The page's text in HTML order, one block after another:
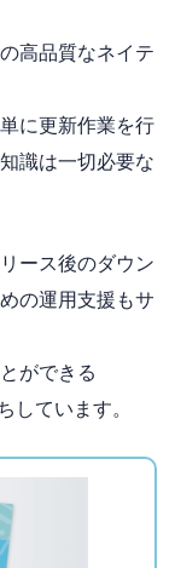
高品質なネイテ
に更新作業を行
識は一切必要な
ース後のダウン
の運用支援もサ
ができる
しています。